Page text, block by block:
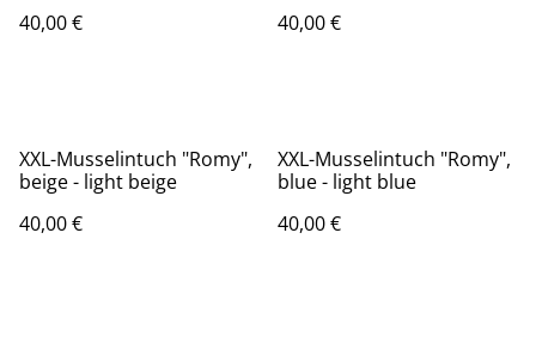
40,00 €
40,00 €
XXL-Musselintuch "Romy",
beige - light beige
40,00 €
XXL-Musselintuch "Romy",
blue - light blue
40,00 €